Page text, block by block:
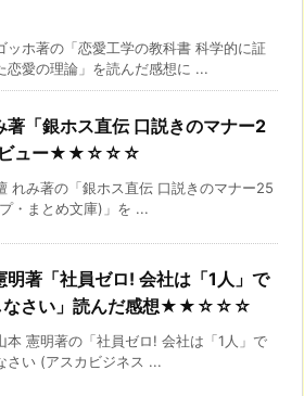
ッホ著の「恋愛工学の教科書 科学的に証
恋愛の理論」を読んだ感想に ...
著「銀ホス直伝 口説きのマナー2
ビュー★★☆☆☆
れみ著の「銀ホス直伝 口説きのマナー25
・まとめ文庫)」を ...
明著「社員ゼロ! 会社は「1人」で
なさい」読んだ感想★★☆☆☆
本 憲明著の「社員ゼロ! 会社は「1人」で
さい (アスカビジネス ...